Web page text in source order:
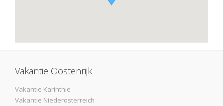
Vakantie Oostenrijk
Vakantie Karinthie
Vakantie Niederosterreich